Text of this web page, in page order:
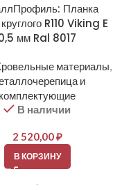
Планка
R110 Viking E
мм Ral 8017
материалы,
и
комплектующие
В наличии
2 520,00₽
В КОРЗИНУ